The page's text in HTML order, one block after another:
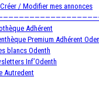
Créer / Modifier mes annonces
Adhérent
Premium Adhérent
blancs Odenth
Inf’Odenth
Autredent